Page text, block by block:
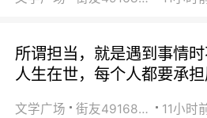
所谓担当，就是遇到事情时
人生在世，每个人都要承
文学广场 街友49168527 11小时